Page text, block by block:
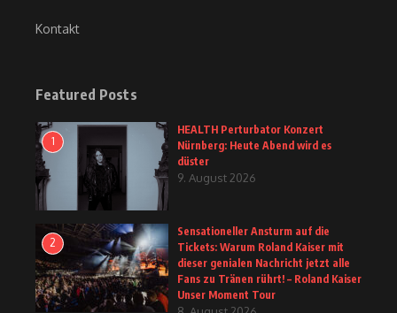
Kontakt
Featured Posts
1
HEALTH Perturbator Konzert
Nürnberg: Heute Abend wird es
düster
9. August 2026
2
Sensationeller Ansturm auf die
Tickets: Warum Roland Kaiser mit
dieser genialen Nachricht jetzt alle
Fans zu Tränen rührt! – Roland Kaiser
Unser Moment Tour